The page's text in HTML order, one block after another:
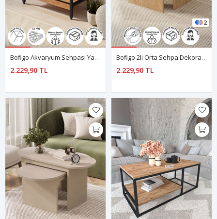
Bofigo Akvaryum Sehpası Yan Sehpa Metal Ayaklı Sehpa 80 X 40 Cm Çam
2.229,90 TL
2
Bofigo 2li Orta Sehpa Dekoratif Sehpa Yan Sehpa Açelya Safir Meşe
2.229,90 TL